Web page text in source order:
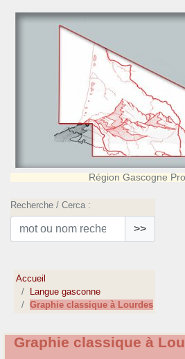
Région Gascogne
Recherche / Cerca :
>>
Accueil
Langue gasconne
Graphie classique à Lourdes
Graphie classique à